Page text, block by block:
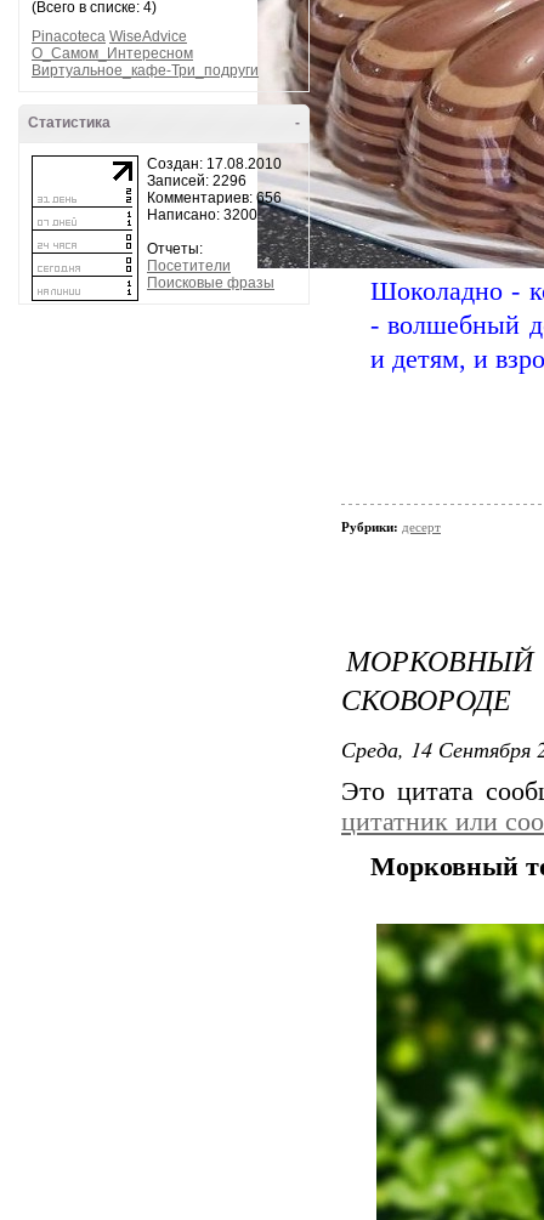
(Всего в списке: 4)
Pinacoteca WiseAdvice
О_Самом_Интересном
Виртуальное_кафе-Три_подруги
-
Статистика
Создан: 17.08.2010
Записей: 2296
Комментариев: 656
Написано: 3200
Отчеты:
Посетители
Поисковые фразы
Шоколадно -
- волшебный
и детям, и
Рубрики: десерт
СКОВОРОДЕ
Среда, 14 Сентября
Это цитата
цитатник или
Морковный